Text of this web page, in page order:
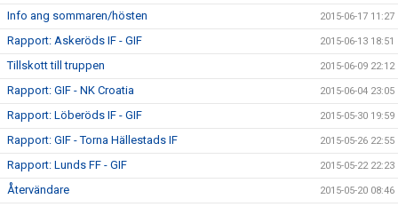
Info ang sommaren/hösten 2015-06-17 11:27
Rapport: Askeröds IF - GIF 2015-06-13 18:51
Tillskott till truppen 2015-06-09 22:12
Rapport: GIF - NK Croatia 2015-06-04 23:05
Rapport: Löberöds IF - GIF 2015-05-30 19:59
Rapport: GIF - Torna Hällestads IF 2015-05-26 22:55
Rapport: Lunds FF - GIF 2015-05-22 22:23
Återvändare 2015-05-20 08:46